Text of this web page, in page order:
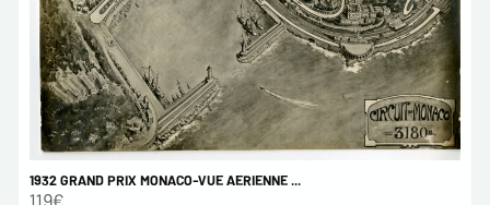
1932 GRAND PRIX MONACO-VUE AERIENNE ...